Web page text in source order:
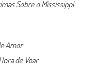
Sobre o Mississippi
Amor
de Voar